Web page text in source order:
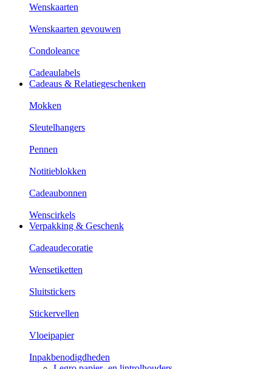
Wenskaarten
Wenskaarten gevouwen
Condoleance
Cadeaulabels
Cadeaus & Relatiegeschenken
Mokken
Sleutelhangers
Pennen
Notitieblokken
Cadeaubonnen
Wenscirkels
Verpakking & Geschenk
Cadeaudecoratie
Wensetiketten
Sluitstickers
Stickervellen
Vloeipapier
Inpakbenodigdheden